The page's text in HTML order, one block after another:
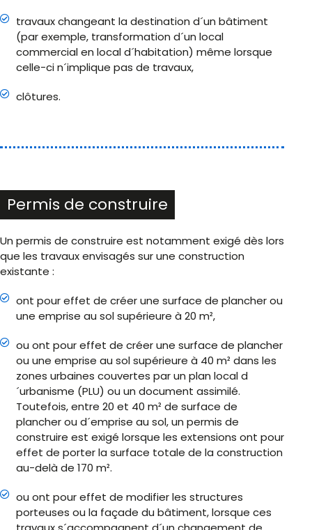
travaux changeant la destination d´un bâtiment
(par exemple, transformation d´un local
commercial en local d´habitation) même lorsque
celle-ci n´implique pas de travaux,
clôtures.
Permis de construire
Un permis de construire est notamment exigé dès lors
que les travaux envisagés sur une construction
existante :
ont pour effet de créer une surface de plancher ou
une emprise au sol supérieure à 20 m²,
ou ont pour effet de créer une surface de plancher
ou une emprise au sol supérieure à 40 m² dans les
zones urbaines couvertes par un plan local d
´urbanisme (PLU) ou un document assimilé.
Toutefois, entre 20 et 40 m² de surface de
plancher ou d´emprise au sol, un permis de
construire est exigé lorsque les extensions ont pour
effet de porter la surface totale de la construction
au-delà de 170 m².
ou ont pour effet de modifier les structures
porteuses ou la façade du bâtiment, lorsque ces